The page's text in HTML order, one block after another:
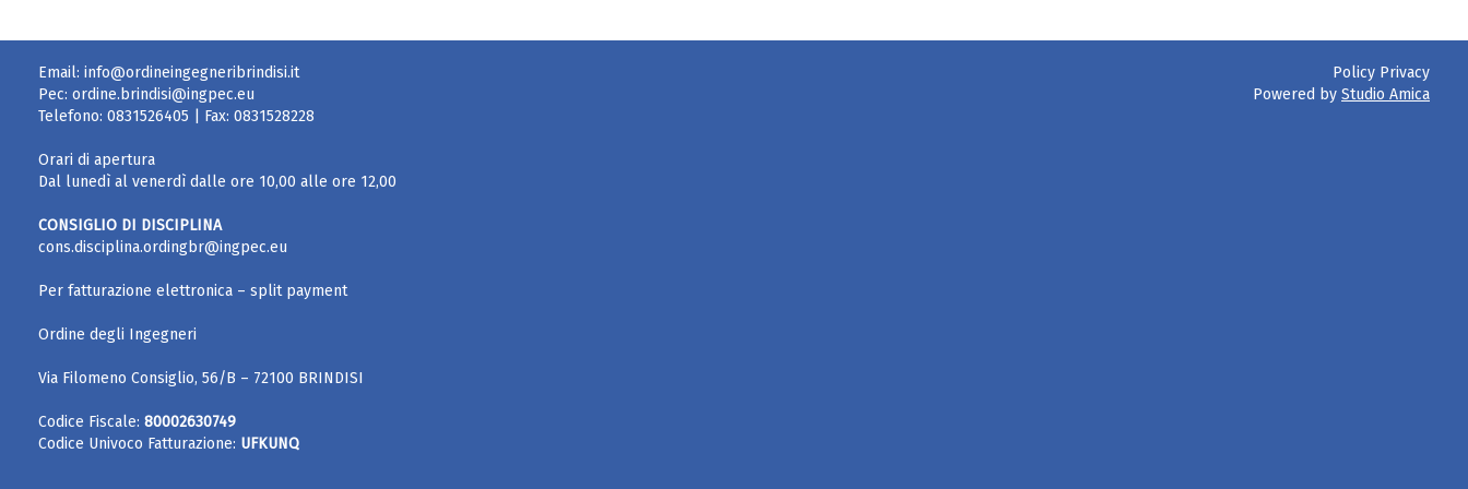
Email: info@ordineingegneribrindisi.it
Pec: ordine.brindisi@ingpec.eu
Telefono: 0831526405 | Fax: 0831528228
Orari di apertura
Dal lunedì al venerdì dalle ore 10,00 alle ore 12,00
CONSIGLIO DI DISCIPLINA
cons.disciplina.ordingbr@ingpec.eu
Per fatturazione elettronica – split payment
Ordine degli Ingegneri
Via Filomeno Consiglio, 56/B – 72100 BRINDISI
Codice Fiscale: 80002630749
Codice Univoco Fatturazione: UFKUNQ
Policy Privacy
Powered by Studio Amica